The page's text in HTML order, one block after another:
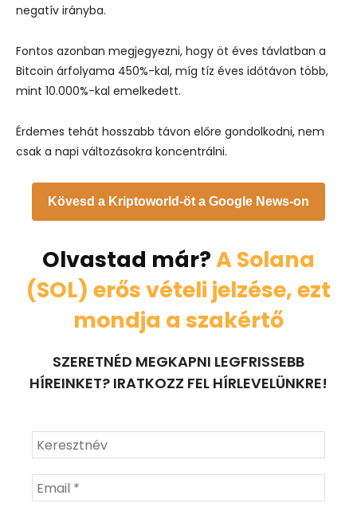
negatív irányba.
Fontos azonban megjegyezni, hogy öt éves távlatban a
Bitcoin árfolyama 450%-kal, míg tíz éves időtávon több,
mint 10.000%-kal emelkedett.
Érdemes tehát hosszabb távon előre gondolkodni, nem
csak a napi változásokra koncentrálni.
Kövesd a Kriptoworld-öt a Google News-on
Olvastad már?A Solana
(SOL) erős vételi jelzése, ezt
mondja a szakértő
SZERETNÉD MEGKAPNI LEGFRISSEBB
HÍREINKET? IRATKOZZ FEL HÍRLEVELÜNKRE!